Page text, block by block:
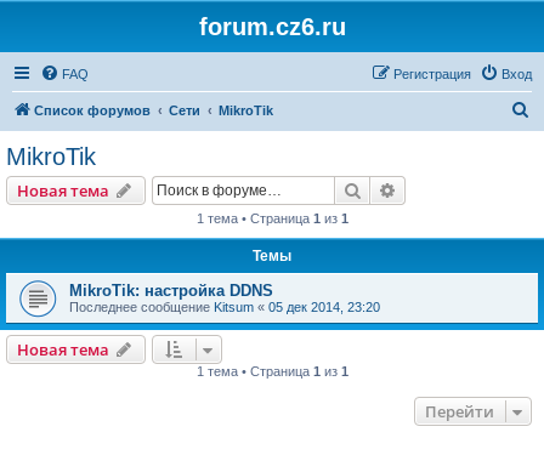
forum.cz6.ru
FAQ Вход
Регистрация
Список форумов Сети MikroTik
MikroTik
Новая тема Поиск
1 тема • Страница 1 из 1
Темы
MikroTik: настройка DDNS
Последнее сообщение Kitsum « 05 дек 2014, 23:20
Новая тема
1 тема • Страница 1 из 1
Перейти